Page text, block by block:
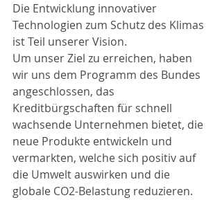
Die Entwicklung innovativer
Technologien zum Schutz des Klimas
ist Teil unserer Vision.
Um unser Ziel zu erreichen, haben
wir uns dem Programm des Bundes
angeschlossen, das
Kreditbürgschaften für schnell
wachsende Unternehmen bietet, die
neue Produkte entwickeln und
vermarkten, welche sich positiv auf
die Umwelt auswirken und die
globale CO2-Belastung reduzieren.